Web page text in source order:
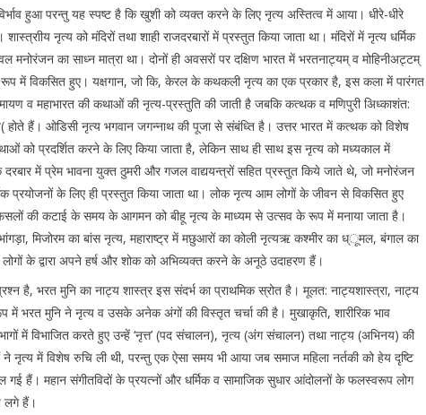
हुआ परन्तु यह स्पष्ट है कि खुशी को व्यक्त करने के लिए नृत्य अस्तित्व में आया। धीरे-धीरे
नृत्य को मंदिरों तथा शाही राजदरबारों में प्रस्तुत किया जाता था। मंदिरों में नृत्य धर्मिक
का साध्न मात्रा था। दोनों ही अवसरों पर दक्षिण भारत में भरतनाट्यम् व मोहिनीअट्टम्
के रूप में विकसित हुए। यक्षगान, जो कि, केरल के कथकली नृत्य का एक प्रकार है, इस कला में पारंगत
व महाभारत की कथाओं की नृत्य-प्रस्तुति की जाती है जबकि कत्थक व मणिपुरी अिध्काशंत:
हैं। ओडिसी नृत्य भगवान जगन्नाथ की पूजा से संबंध्ति है। उत्तर भारत में कत्थक को विशेष
को प्रदर्शित करने के लिए किया जाता है, लेकिन साथ ही साथ इस नृत्य को मध्यकाल में
दरबार में प्रेम भावना युक्त ठुमरी और गजल वाद्ययन्त्रों सहित प्रस्तुत किये जाते थे, जो मनोरंजन
प्रयोजनों के लिए ही प्रस्तुत किया जाता था। लोक नृत्य आम लोगों के जीवन से विकसित हुए
की कटाई के समय के आगमन को बीहू नृत्य के माध्यम से उत्सव के रूप में मनाया जाता है।
मिजोरम का बांस नृत्य, महाराष्ट्र में मछुआरों का कोली नृत्यऋ कश्मीर का ध्ूमल, बंगाल का
के द्वारा अपने हर्ष और शोक को अभिव्यक्त करने के अनूठे उदाहरण हैं।
है, भरत मुनि का नाट्य शास्त्र इस संदर्भ का प्राथमिक स्रोत है। मूलत: नाट्यशास्त्रा, नाट्य
भरत मुनि ने नृत्य व उसके अनेक अंगों की विस्तृत चर्चा की है। मुखाकृति, शारीरिक भाव
में विभाजित करते हुए उन्हें ‘नृत्त’ (पद संचालन), नृत्य (अंग संचालन) तथा नाट्य (अभिनय) की
ने नृत्य में विशेष रुचि ली थी, परन्तु एक ऐसा समय भी आया जब समाज महिला नर्तकी को हेय दृष्टि
हैं। महान संगीतविदों के प्रयत्नों और धर्मिक व सामाजिक सुधार आंदोलनों के फलस्वरूप लोग
लगे हैं।